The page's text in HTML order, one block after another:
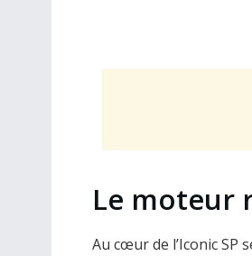
Le moteur
Au cœur de l’Iconic